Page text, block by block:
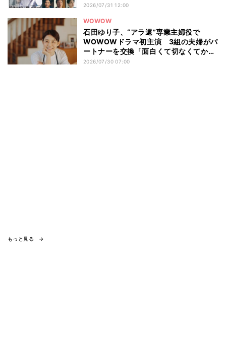
2026/07/31 12:00
WOWOW
石田ゆり子、“アラ還”専業主婦役で
WOWOWドラマ初主演 3組の夫婦がパ
ートナーを交換「面白くて切なくてかわ
いいお話」
2026/07/30 07:00
もっと見る